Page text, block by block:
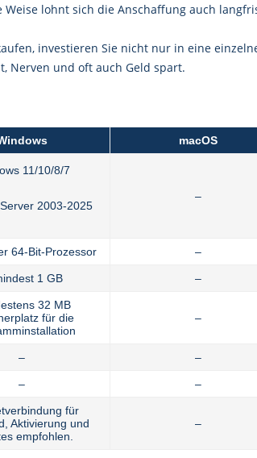
lohnt sich die Anschaffung auch
investieren Sie nicht nur in eine
Nerven und oft auch Geld spart.
macOS
11/10/8/7
2003-2025
–
64-Bit-Prozessor –
1 GB –
32 MB
für die
–
– –
– –
für
Aktivierung und
empfohlen.
–